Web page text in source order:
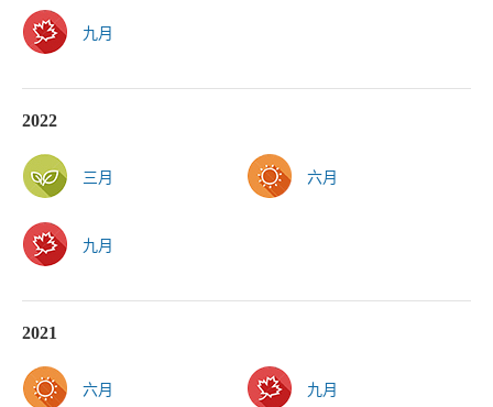
九月
2022
三月 六月
九月
2021
六月 九月